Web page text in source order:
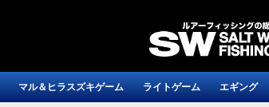
マル＆ヒラスズキゲーム ライトゲーム エギング